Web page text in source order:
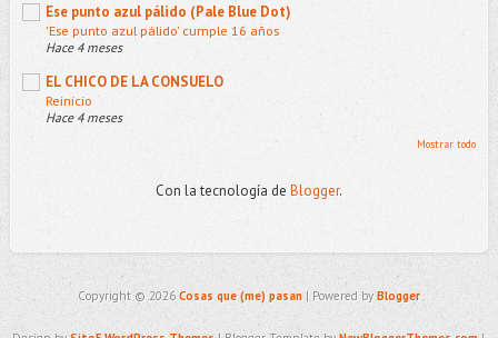
Ese punto azul pálido (Pale Blue Dot)
'Ese punto azul pálido' cumple 16 años
Hace 4 meses
EL CHICO DE LA CONSUELO
Reinicio
Hace 4 meses
Mostrar todo
Con la tecnología de Blogger.
Copyright ©2026Cosas que (me) pasan | Powered byBlogger